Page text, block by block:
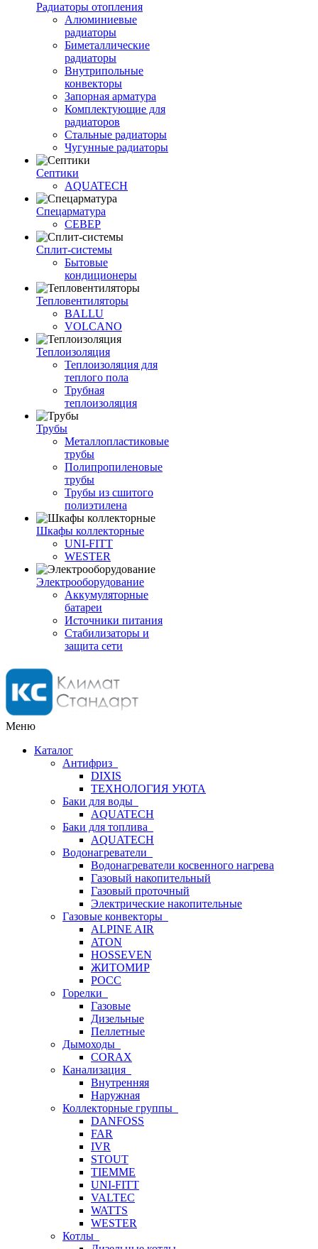
Радиаторы отопления
Алюминиевые
радиаторы
Биметаллические
радиаторы
Внутрипольные
конвекторы
Запорная арматура
Комплектующие для
радиаторов
Стальные радиаторы
Чугунные радиаторы
Септики
AQUATECH
Спецарматура
СЕВЕР
Сплит-системы
Бытовые
кондиционеры
Тепловентиляторы
BALLU
VOLCANO
Теплоизоляция
Теплоизоляция для
теплого пола
Трубная
теплоизоляция
Трубы
Металлопластиковые
трубы
Полипропиленовые
трубы
Трубы из сшитого
полиэтилена
Шкафы коллекторные
UNI-FITT
WESTER
Электрооборудование
Аккумуляторные
батареи
Источники питания
Стабилизаторы и
защита сети
Меню
Каталог
Антифриз
DIXIS
ТЕХНОЛОГИЯ УЮТА
Баки для воды
AQUATECH
Баки для топлива
AQUATECH
Водонагреватели
Водонагреватели косвенного нагрева
Газовый накопительный
Газовый проточный
Электрические накопительные
Газовые конвекторы
ALPINE AIR
ATON
HOSSEVEN
ЖИТОМИР
РОСС
Горелки
Газовые
Дизельные
Пеллетные
Дымоходы
CORAX
Канализация
Внутренняя
Наружная
Коллекторные группы
DANFOSS
FAR
IVR
STOUT
TIEMME
UNI-FITT
VALTEC
WATTS
WESTER
Котлы